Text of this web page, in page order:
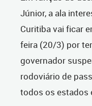
Júnior, a ala
Curitiba vai ficar
feira (20/3) por
governador
rodoviário de
todos os estados